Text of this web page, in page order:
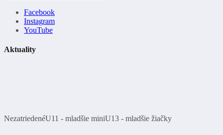
Facebook
Instagram
YouTube
Aktuality
NezatriedenéU11 - mladšie miniU13 - mladšie žiačky